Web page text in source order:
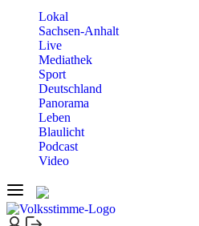
Lokal
Sachsen-Anhalt
Live
Mediathek
Sport
Deutschland
Panorama
Leben
Blaulicht
Podcast
Video